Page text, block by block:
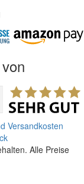
Versandkosten
Alle Preise